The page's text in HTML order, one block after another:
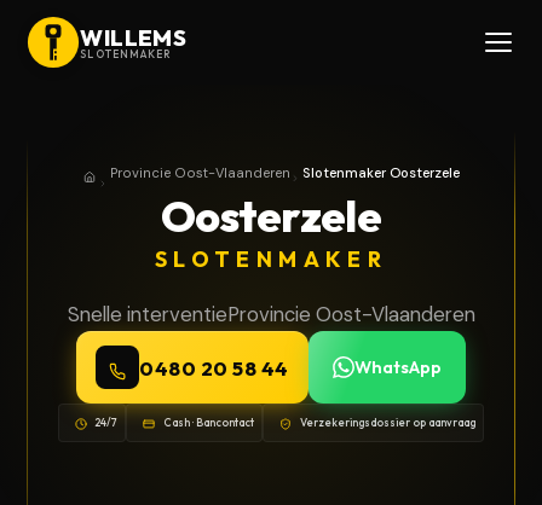
WILLEMS
SLOTENMAKER
HomeProvincie Oost-Vlaanderen
Provincie Oost-Vlaanderen Slotenmaker Oosterzele
Oosterzele
SLOTENMAKER
Snelle interventieProvincie Oost-Vlaanderen
0480 20 58 44 WhatsApp
24/7 Cash · Bancontact Verzekeringsdossier op aanvraag